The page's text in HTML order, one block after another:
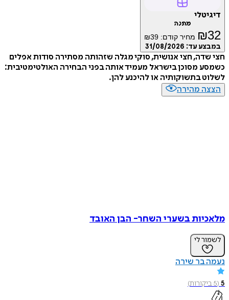
דיגיטלי
מתנה
₪32 מחיר קודם: ₪39
במבצע עד: 31/08/2026
חצי שדה, חצי אנושית, סוקי מגלה שזהותה מסתירה סודות אפלים
כשמסע מסוכן בישראל מעמיד אותה בפני הבחירה האולטימטיבית:
לשלוט בתשוקותיה או להיכנע להן.
הצצה מהירה
מלאכיות בשערי השחר- הבן האובד
לשמור לי
נעמה בר שירה
5
(
5ביקורות)